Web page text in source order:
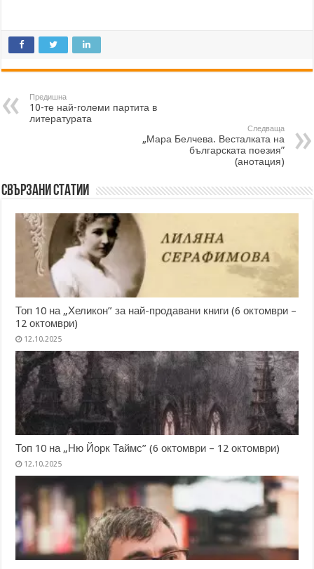
Предишна
10-те най-големи партита в
литературата
Следваща
„Мара Белчева. Весталката на
българската поезия”
(анотация)
Свързани статии
Топ 10 на „Хеликон” за най-продавани книги (6 октомври –
12 октомври)
12.10.2025
Топ 10 на „Ню Йорк Таймс” (6 октомври – 12 октомври)
12.10.2025